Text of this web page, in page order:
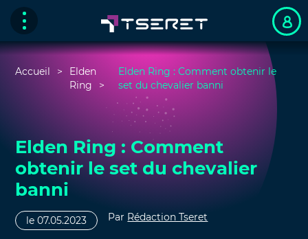
Accueil
Elden
Ring
Elden Ring : Comment obtenir le
set du chevalier banni
Elden Ring : Comment
obtenir le set du chevalier
banni
le 07.05.2023 Par Rédaction Tseret